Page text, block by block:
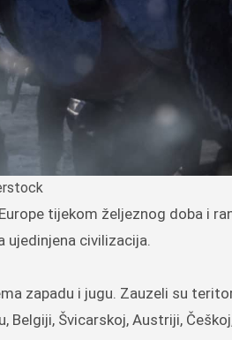
ujedinjena civilizacija.
zapadu i jugu. Zauzeli su
Belgiji, Švicarskoj, Austriji,